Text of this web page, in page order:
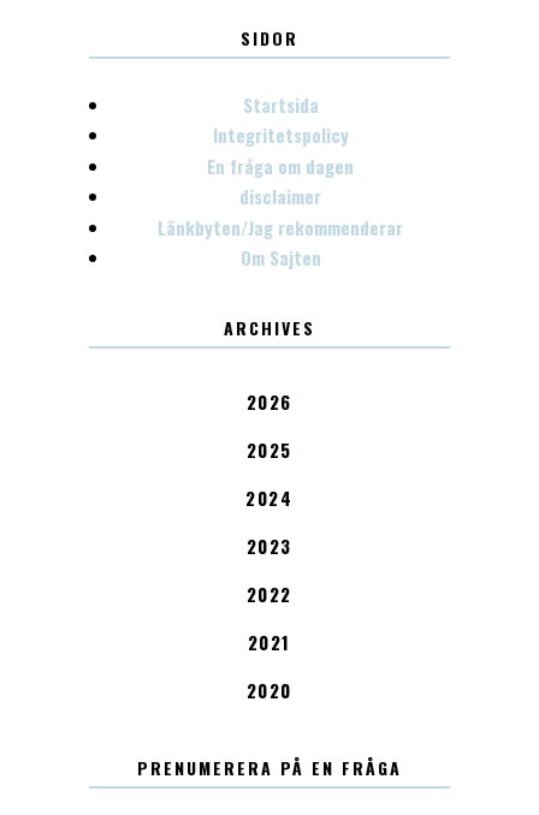
SIDOR
Startsida
Integritetspolicy
En fråga om dagen
disclaimer
Länkbyten/Jag rekommenderar
Om Sajten
ARCHIVES
2026
2025
2024
2023
2022
2021
2020
PRENUMERERA PÅ EN FRÅGA